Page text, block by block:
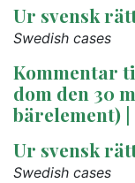
Ur svensk
Swedish cases
Kommentar
dom den 30
bärelement) |
Ur svensk
Swedish cases